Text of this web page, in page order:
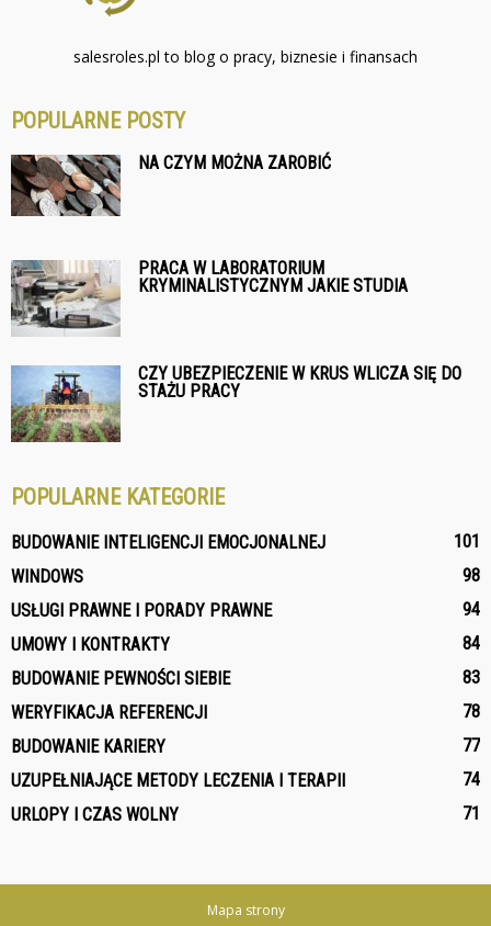
salesroles.pl to blog o pracy, biznesie i finansach
POPULARNE POSTY
NA CZYM MOŻNA ZAROBIĆ
PRACA W LABORATORIUM
KRYMINALISTYCZNYM JAKIE STUDIA
CZY UBEZPIECZENIE W KRUS WLICZA SIĘ DO
STAŻU PRACY
POPULARNE KATEGORIE
BUDOWANIE INTELIGENCJI EMOCJONALNEJ
101
WINDOWS
98
USŁUGI PRAWNE I PORADY PRAWNE
94
UMOWY I KONTRAKTY
84
BUDOWANIE PEWNOŚCI SIEBIE
83
WERYFIKACJA REFERENCJI
78
BUDOWANIE KARIERY
77
UZUPEŁNIAJĄCE METODY LECZENIA I TERAPII
74
URLOPY I CZAS WOLNY
71
Mapa strony